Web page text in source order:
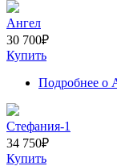
Ангел
30 700₽
Купить
Подробнее о
Стефания-1
34 750₽
Купить